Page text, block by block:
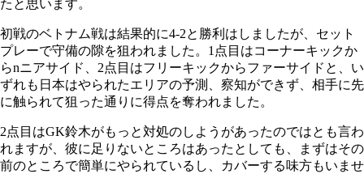
たと思います。
初戦のベトナム戦は結果的に4-2と勝利はしましたが、セット
プレーで守備の隙を狙われました。1点目はコーナーキックか
らnニアサイド、2点目はフリーキックからファーサイドと、い
ずれも日本はやられたエリアの予測、察知ができず、相手に先
に触られて狙った通りに得点を奪われました。
2点目はGK鈴木がもっと対処のしようがあったのではとも言わ
れますが、彼に足りないところはあったとしても、まずはその
前のところで簡単にやられているし、カバーする味方もいませ